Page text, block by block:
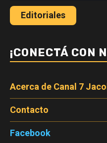
Editoriales
¡CONECTÁ CON
Acerca de Canal 7
Contacto
Facebook